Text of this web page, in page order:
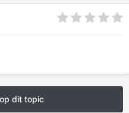
dit topic